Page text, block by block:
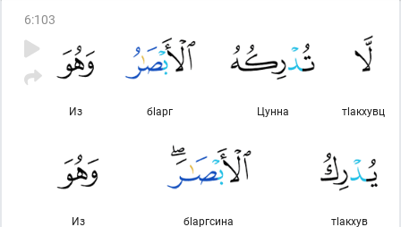
6:103
тlакхувц
Цунна
бlарг
Из
тlакхув
бlаргсина
Из